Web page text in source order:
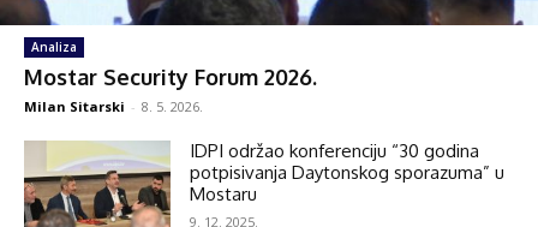
Analiza
Mostar Security Forum 2026.
Milan Sitarski - 8. 5. 2026.
IDPI održao konferenciju “30 godina
potpisivanja Daytonskog sporazuma” u
Mostaru
9. 12. 2025.